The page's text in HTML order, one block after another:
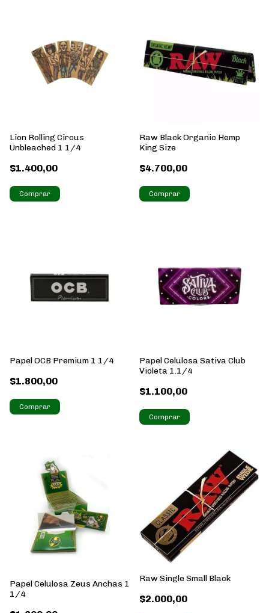
Lion Rolling Circus
Unbleached 1 1/4
$1.400,00
Raw Black Organic Hemp
King Size
$4.700,00
Papel OCB Premium 1 1/4
$1.800,00
Papel Celulosa Sativa Club
Violeta 1.1/4
$1.100,00
Papel Celulosa Zeus Anchas 1
1/4
Raw Single Small Black
$2.000,00